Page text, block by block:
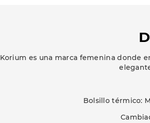
Korium es una marca femenina donde
Bolsillo térmico: